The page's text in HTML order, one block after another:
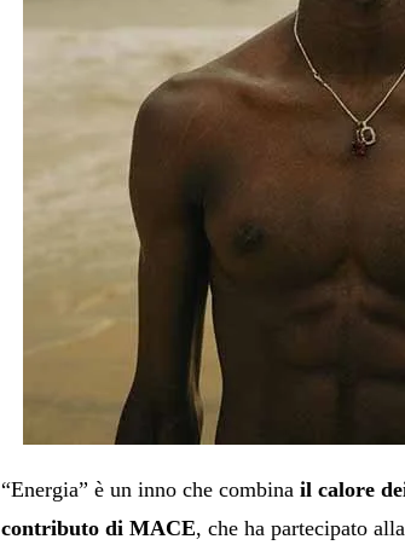
“Energia” è un inno che combinail calore
contributo di MACE, che ha partecipato